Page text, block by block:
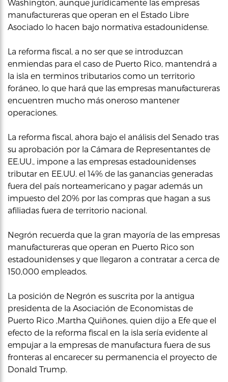
Washington, aunque jurídicamente las empresas
manufactureras que operan en el Estado Libre
Asociado lo hacen bajo normativa estadounidense.
La reforma fiscal, a no ser que se introduzcan
enmiendas para el caso de Puerto Rico, mantendrá a
la isla en terminos tributarios como un territorio
foráneo, lo que hará que las empresas manufactureras
encuentren mucho más oneroso mantener
operaciones.
La reforma fiscal, ahora bajo el análisis del Senado tras
su aprobación por la Cámara de Representantes de
EE.UU., impone a las empresas estadounidenses
tributar en EE.UU. el 14% de las ganancias generadas
fuera del país norteamericano y pagar además un
impuesto del 20% por las compras que hagan a sus
afiliadas fuera de territorio nacional.
Negrón recuerda que la gran mayoría de las empresas
manufactureras que operan en Puerto Rico son
estadounidenses y que llegaron a contratar a cerca de
150,000 empleados.
La posición de Negrón es suscrita por la antigua
presidenta de la Asociación de Economistas de
Puerto Rico ,Martha Quiñones, quien dijo a Efe que el
efecto de la reforma fiscal en la isla sería evidente al
empujar a la empresas de manufactura fuera de sus
fronteras al encarecer su permanencia el proyecto de
Donald Trump.